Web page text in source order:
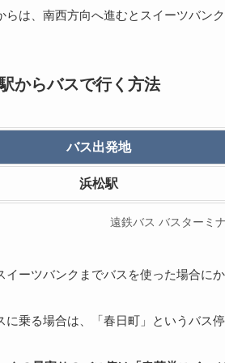
らは、南西方向へ進むとスイーツバン
からバスで行く方法
バス出発地
浜松駅
遠鉄バス バスターミ
イーツバンクまでバスを使った場合に
に乗る場合は、「春日町」というバス